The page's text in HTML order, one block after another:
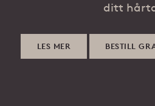
ditt
LES MER BESTILL